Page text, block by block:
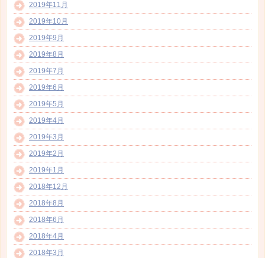
2019年11月
2019年10月
2019年9月
2019年8月
2019年7月
2019年6月
2019年5月
2019年4月
2019年3月
2019年2月
2019年1月
2018年12月
2018年8月
2018年6月
2018年4月
2018年3月